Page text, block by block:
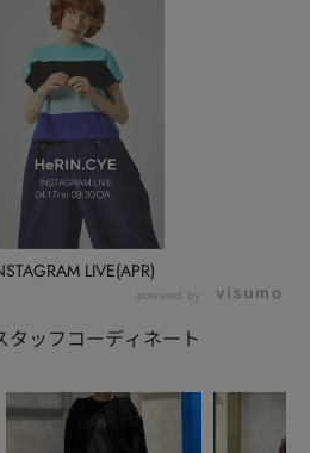
LIVE(APR)
powered by
タッフコーディネート